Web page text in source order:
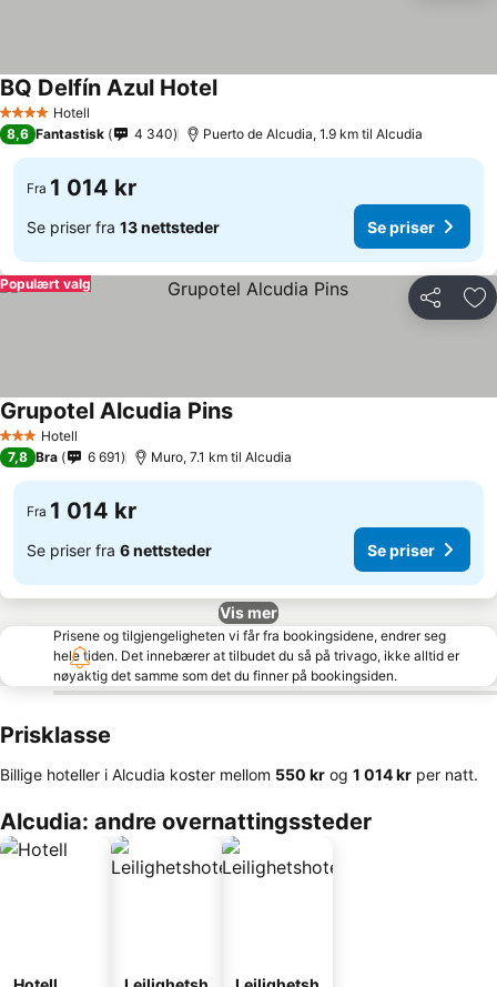
4 StjernerHotell
BQ Delfín Azul Hotel
8,6 Fantastisk 4 340 Puerto de Alcudia, 1.9 km til Alcudia
Fra 1 014 kr
Se priser fra 13 nettsteder Se priser
Del
Populært valg
3 StjernerHotell
Grupotel Alcudia Pins
7,8 Bra 6 691 Muro, 7.1 km til Alcudia
Fra 1 014 kr
Se priser fra 6 nettsteder Se priser
Vis mer
Prisene og tilgjengeligheten vi får fra bookingsidene, endrer seg
hele tiden. Det innebærer at tilbudet du så på trivago, ikke alltid er
nøyaktig det samme som det du finner på bookingsiden.
Prisklasse
Billige hoteller i Alcudia koster mellom ‎550 kr og ‎1 014 kr per natt.
Alcudia: andre overnattingssteder